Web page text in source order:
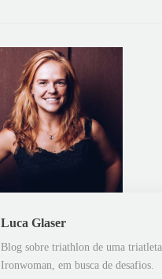
Luca Glaser
Blog sobre triathlon de uma triatleta,
Ironwoman, em busca de desafios.